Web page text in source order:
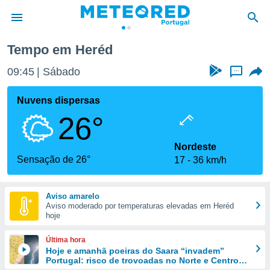
da
foi
fornecidas
a este
das
e
forma
digital
Tempo em Heréd
09:45 Sábado ...
Nuvens dispersas
26°
Sensação de 26°
Nordeste
17
36 km/h
Aviso amarelo
Aviso moderado por temperaturas elevadas em Heréd
hoje
Última hora
Hoje e amanhã poeiras do Saara “invadem”
Portugal: risco de trovoadas no Norte e Centro